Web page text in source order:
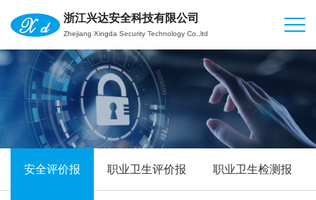
浙江兴达安全科技有限公司
Zhejiang Xingda Security Technology Co.,ltd
安全评价报 职业卫生评价报 职业卫生检测报